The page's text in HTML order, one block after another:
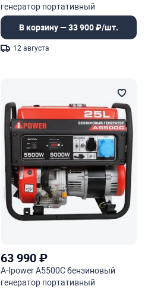
генератор портативный
В корзину — 33 900 ₽/шт.
12 августа
63 990₽
A-Ipower A5500C бензиновый
генератор портативный